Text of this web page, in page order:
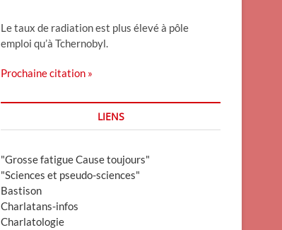
Le taux de radiation est plus élevé à pôle
emploi qu’à Tchernobyl.
Prochaine citation »
LIENS
"Grosse fatigue Cause toujours"
"Sciences et pseudo-sciences"
Bastison
Charlatans-infos
Charlatologie